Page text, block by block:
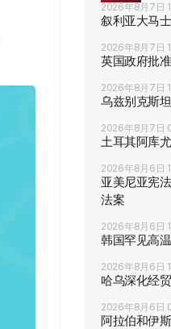
2026年8月7日
叙利亚大马
2026年8月7日
英国政府批
2026年8月7日
乌兹别克斯
2026年8月7日
土耳其阿库
2026年8月6日
亚美尼亚宪
法案
2026年8月6日
韩国罕见高
2026年8月6日
哈乌深化经
2026年8月6日
阿拉伯和伊